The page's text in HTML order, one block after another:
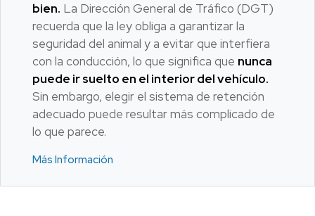
bien. La Dirección General de Tráfico (DGT)
recuerda que la ley obliga a garantizar la
seguridad del animal y a evitar que interfiera
con la conducción, lo que significa que nunca
puede ir suelto en el interior del vehículo.
Sin embargo, elegir el sistema de retención
adecuado puede resultar más complicado de
lo que parece.
Más Información